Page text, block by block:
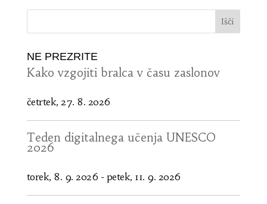
NE PREZRITE
Kako vzgojiti bralca v času zaslonov
četrtek, 27. 8. 2026
Teden digitalnega učenja UNESCO
2026
torek, 8. 9. 2026 - petek, 11. 9. 2026